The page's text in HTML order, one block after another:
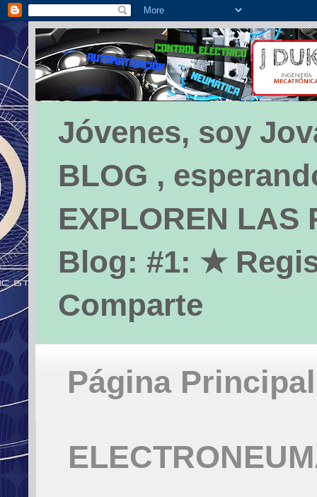
Jóvenes, soy
BLOG ,
EXPLOREN LAS
Blog: #1: ★
Comparte
Página Principal